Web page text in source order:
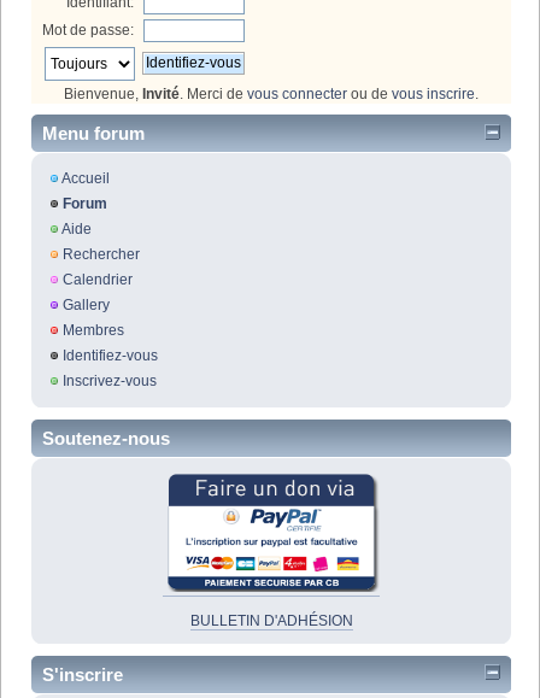
Mot de passe:
Bienvenue, Invité. Merci de vous connecter ou de vous inscrire.
Menu forum
Accueil
Forum
Aide
Rechercher
Calendrier
Gallery
Membres
Identifiez-vous
Inscrivez-vous
Soutenez-nous
BULLETIN D'ADHÉSION
S'inscrire